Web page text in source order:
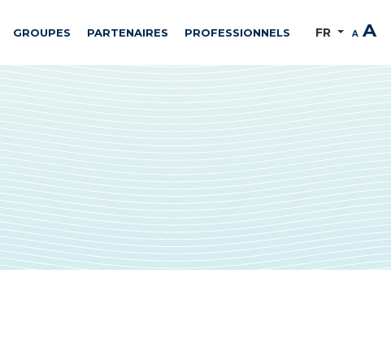
GROUPES PARTENAIRES PROFESSIONNELS FR A A